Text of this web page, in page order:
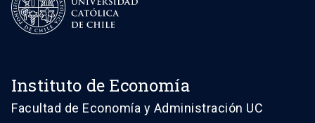
Instituto de Economía
Facultad de Economía y Administración UC